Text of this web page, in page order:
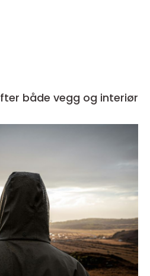
både vegg og interiør